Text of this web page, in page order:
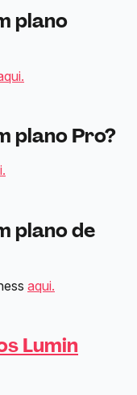
plano
plano Pro?
plano de
aqui.
Lumin